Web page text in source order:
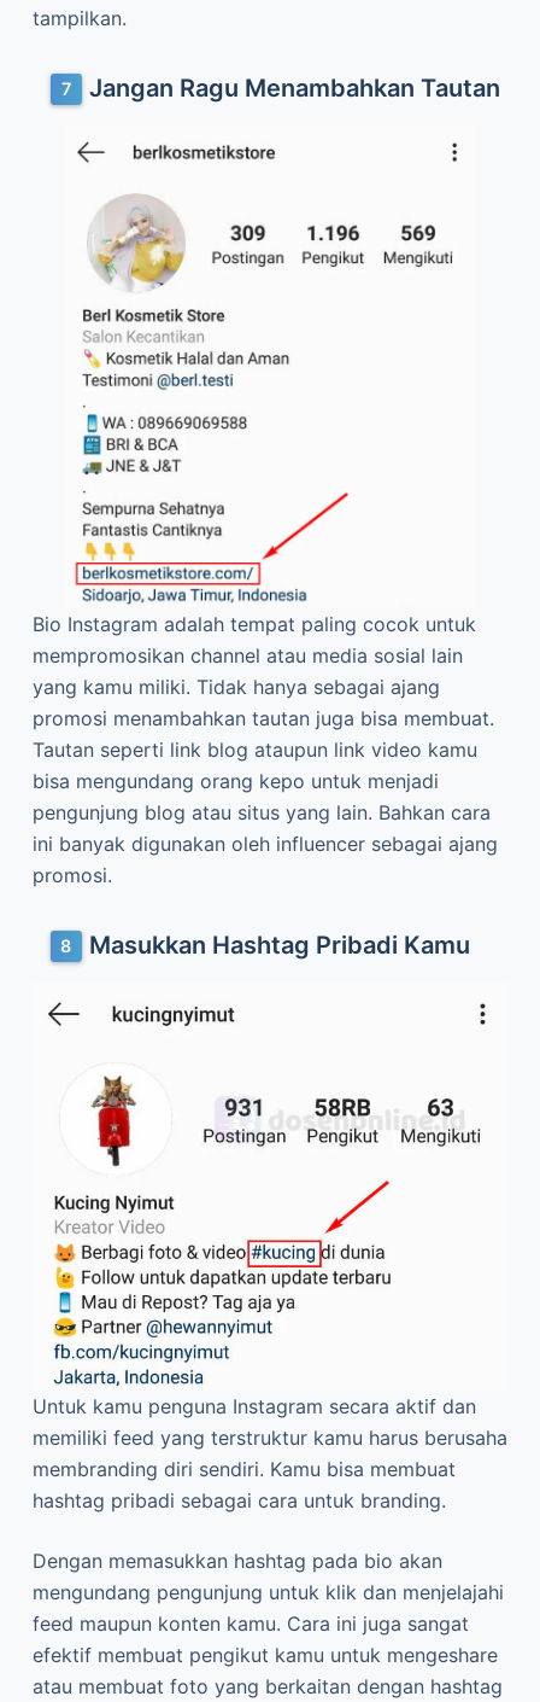
tampilkan.
Jangan Ragu Menambahkan Tautan
Bio Instagram adalah tempat paling cocok untuk
mempromosikan channel atau media sosial lain
yang kamu miliki. Tidak hanya sebagai ajang
promosi menambahkan tautan juga bisa membuat.
Tautan seperti link blog ataupun link video kamu
bisa mengundang orang kepo untuk menjadi
pengunjung blog atau situs yang lain. Bahkan cara
ini banyak digunakan oleh influencer sebagai ajang
promosi.
Masukkan Hashtag Pribadi Kamu
Untuk kamu penguna Instagram secara aktif dan
memiliki feed yang terstruktur kamu harus berusaha
membranding diri sendiri. Kamu bisa membuat
hashtag pribadi sebagai cara untuk branding.
Dengan memasukkan hashtag pada bio akan
mengundang pengunjung untuk klik dan menjelajahi
feed maupun konten kamu. Cara ini juga sangat
efektif membuat pengikut kamu untuk mengeshare
atau membuat foto yang berkaitan dengan hashtag